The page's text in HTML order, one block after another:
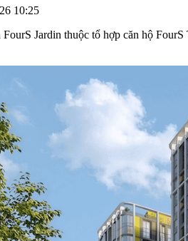
10:25
Jardin thuộc tổ hợp căn hộ